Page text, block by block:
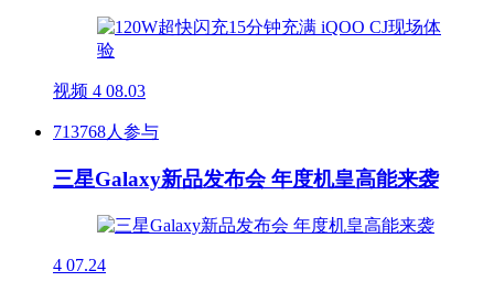
视频 4 08.03
713768人参与
三星Galaxy新品发布会 年度机皇高能来袭
4 07.24